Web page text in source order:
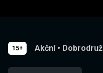
15+ Akční •